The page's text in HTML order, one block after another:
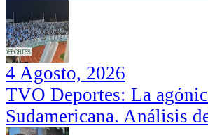
4 Agosto, 2026
TVO Deportes: La
Sudamericana. Análisis